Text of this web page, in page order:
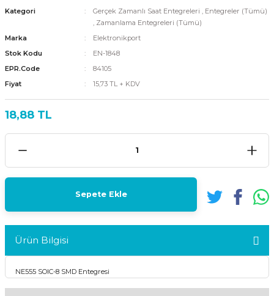
Kategori Gerçek Zamanlı Saat Entegreleri , Entegreler (Tümü)
, Zamanlama Entegreleri (Tümü)
Marka
Elektronikport
Stok Kodu
EN-1848
EPR.Code
84105
Fiyat
15,73 TL + KDV
18,88 TL
Sepete Ekle
Ürün Bilgisi
NE555 SOIC-8 SMD Entegresi